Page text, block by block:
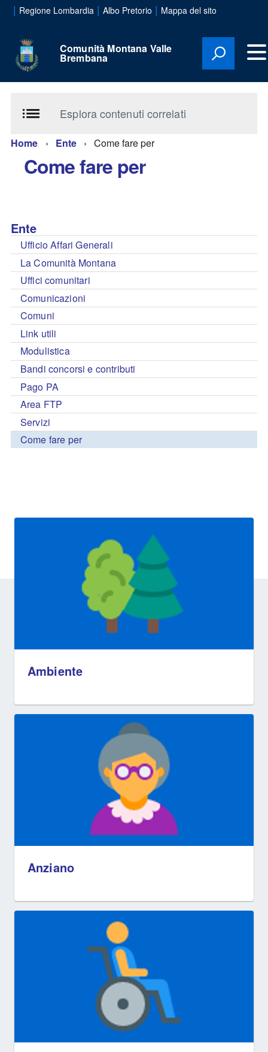
| Regione Lombardia | Albo Pretorio | Mappa del sito
Comunità Montana Valle
Brembana
Esplora contenuti correlati
Home Ente Come fare per
Come fare per
Ente
Ufficio Affari Generali
La Comunità Montana
Uffici comunitari
Comunicazioni
Comuni
Link utili
Modulistica
Bandi concorsi e contributi
Pago PA
Area FTP
Servizi
Come fare per
Ambiente
Anziano